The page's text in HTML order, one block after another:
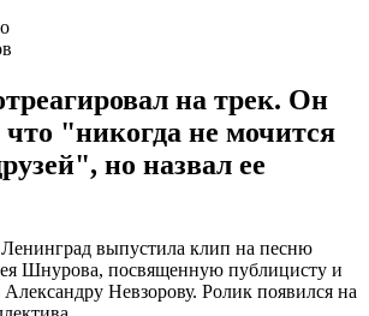
на трек. Он
что "никогда не мочится
но назвал ее
Ленинград выпустила клип на песню
Шнурова, посвященную публицисту и
Невзорову. Ролик появился на